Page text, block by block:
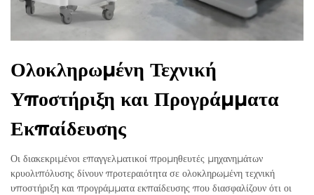
Ολοκληρωμένη Τεχνική
Υποστήριξη και Προγράμματα
Εκπαίδευσης
Οι διακεκριμένοι επαγγελματικοί προμηθευτές μηχανημάτων
κρυολιπόλυσης δίνουν προτεραιότητα σε ολοκληρωμένη τεχνική
υποστήριξη και προγράμματα εκπαίδευσης που διασφαλίζουν ότι οι